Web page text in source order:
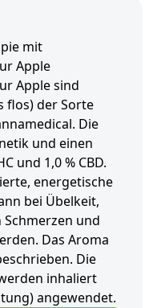
mit
Apple
Apple sind
flos) der Sorte
Die
und einen
und 1,0 % CBD.
energetische
bei Übelkeit,
und
Das Aroma
Die
inhaliert
angewendet.